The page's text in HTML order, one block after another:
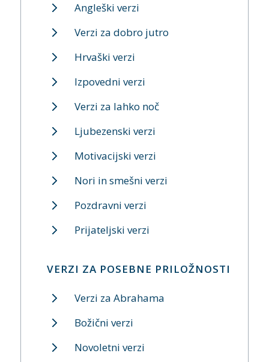
Angleški verzi
Verzi za dobro jutro
Hrvaški verzi
Izpovedni verzi
Verzi za lahko noč
Ljubezenski verzi
Motivacijski verzi
Nori in smešni verzi
Pozdravni verzi
Prijateljski verzi
VERZI ZA POSEBNE PRILOŽNOSTI
Verzi za Abrahama
Božični verzi
Novoletni verzi